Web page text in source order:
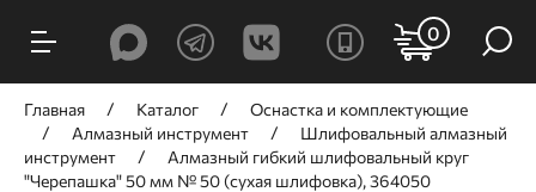
0
Главная Каталог
Оснастка и комплектующие
Алмазный инструмент
Шлифовальный алмазный
инструмент
Алмазный гибкий шлифовальный круг
"Черепашка" 50 мм № 50 (сухая шлифовка), 364050